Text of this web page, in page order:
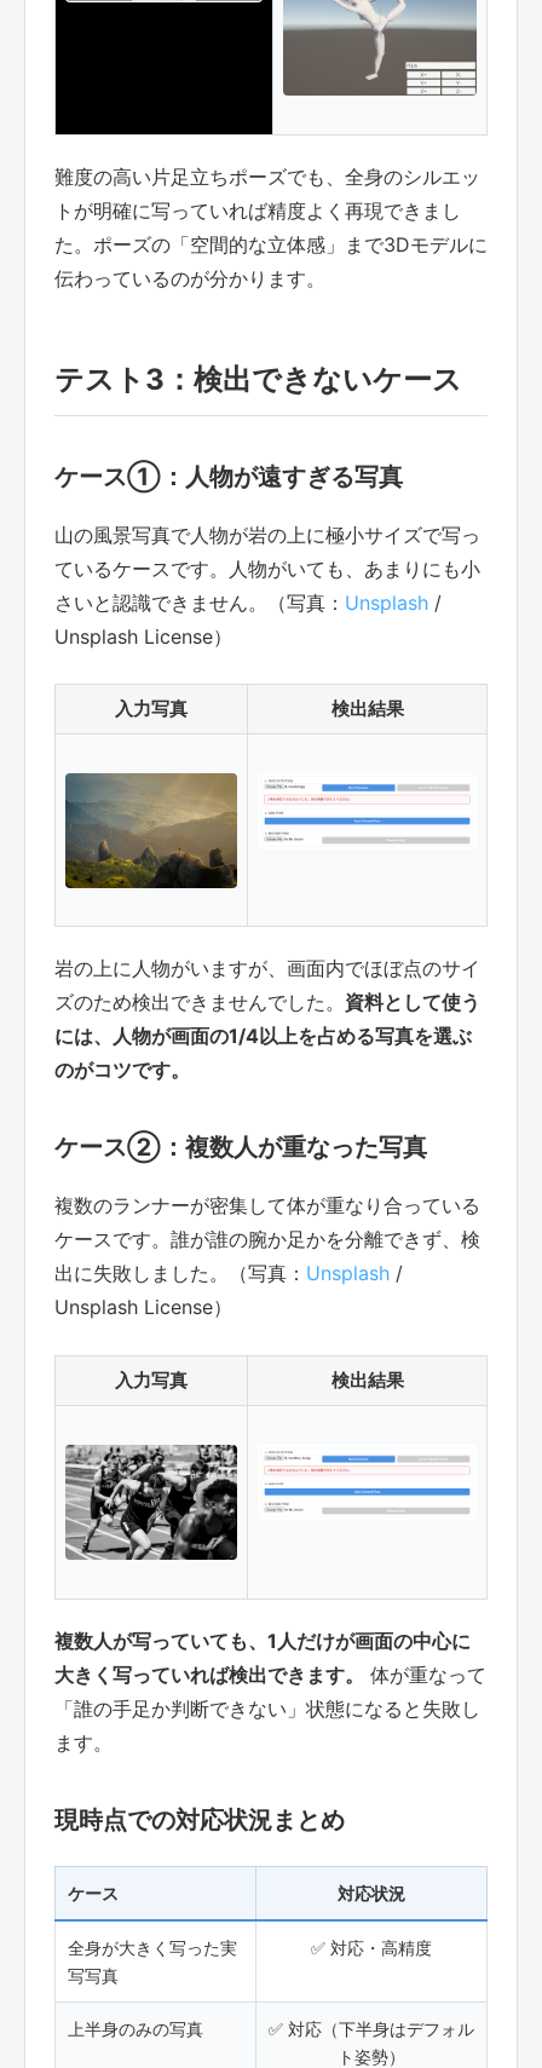
難度の高い片足立ちポーズでも、全身のシルエッ
トが明確に写っていれば精度よく再現できまし
た。ポーズの「空間的な立体感」まで3Dモデルに
伝わっているのが分かります。
テスト3：検出できないケース
ケース①：人物が遠すぎる写真
山の風景写真で人物が岩の上に極小サイズで写っ
ているケースです。人物がいても、あまりにも小
さいと認識できません。（写真： Unsplash /
Unsplash License）
入力写真 検出結果
岩の上に人物がいますが、画面内でほぼ点のサイ
ズのため検出できませんでした。 資料として使う
には、人物が画面の1/4以上を占める写真を選ぶ
のがコツです。
ケース②：複数人が重なった写真
複数のランナーが密集して体が重なり合っている
ケースです。誰が誰の腕か足かを分離できず、検
出に失敗しました。（写真： Unsplash /
Unsplash License）
入力写真 検出結果
複数人が写っていても、1人だけが画面の中心に
大きく写っていれば検出できます。
体が重なって
「誰の手足か判断できない」状態になると失敗し
ます。
現時点での対応状況まとめ
ケース 対応状況
全身が大きく写った実
写写真
✅ 対応・高精度
上半身のみの写真
✅ 対応（下半身はデフォル
ト姿勢）